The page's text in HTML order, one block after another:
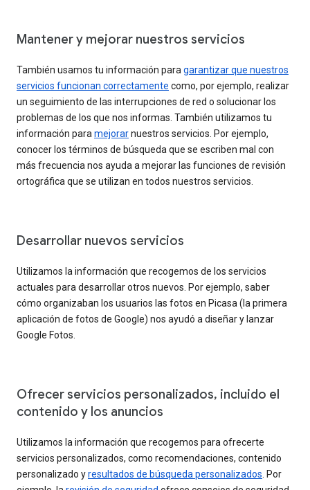
Mantener y mejorar nuestros servicios
También usamos tu información para garantizar que nuestros
servicios funcionan correctamente como, por ejemplo, realizar
un seguimiento de las interrupciones de red o solucionar los
problemas de los que nos informas. También utilizamos tu
información para mejorarnuestros servicios. Por ejemplo,
conocer los términos de búsqueda que se escriben mal con
más frecuencia nos ayuda a mejorar las funciones de revisión
ortográfica que se utilizan en todos nuestros servicios.
Desarrollar nuevos servicios
Utilizamos la información que recogemos de los servicios
actuales para desarrollar otros nuevos. Por ejemplo, saber
cómo organizaban los usuarios las fotos en Picasa (la primera
aplicación de fotos de Google) nos ayudó a diseñar y lanzar
Google Fotos.
Ofrecer servicios personalizados, incluido el
contenido y los anuncios
Utilizamos la información que recogemos para ofrecerte
servicios personalizados, como recomendaciones, contenido
personalizado yresultados de búsqueda personalizados . Por